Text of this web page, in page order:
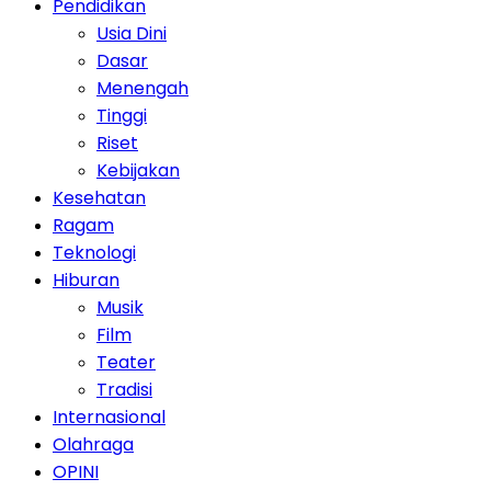
Pendidikan
Usia Dini
Dasar
Menengah
Tinggi
Riset
Kebijakan
Kesehatan
Ragam
Teknologi
Hiburan
Musik
Film
Teater
Tradisi
Internasional
Olahraga
OPINI